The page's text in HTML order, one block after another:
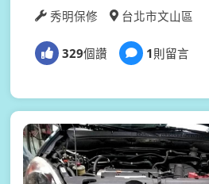
秀明保修 台北市文山區
329個讚 1則留言